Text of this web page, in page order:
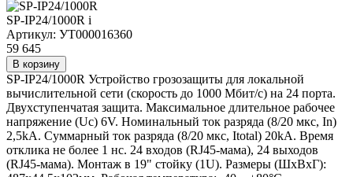
SP-IP24/1000R i
Артикул: УТ000016360
59 645
В корзину
SP-IP24/1000R Устройство грозозащиты для локальной
вычислительной сети (скорость до 1000 Мбит/с) на 24 порта.
Двухступенчатая защита. Максимальное длительное рабочее
напряжение (Uc) 6V. Номинальный ток разряда (8/20 мкс, In)
2,5kA. Суммарный ток разряда (8/20 мкс, Itotal) 20kA. Время
отклика не более 1 нc. 24 входов (RJ45-мама), 24 выходов
(RJ45-мама). Монтаж в 19" стойку (1U). Размеры (ШхВхГ):